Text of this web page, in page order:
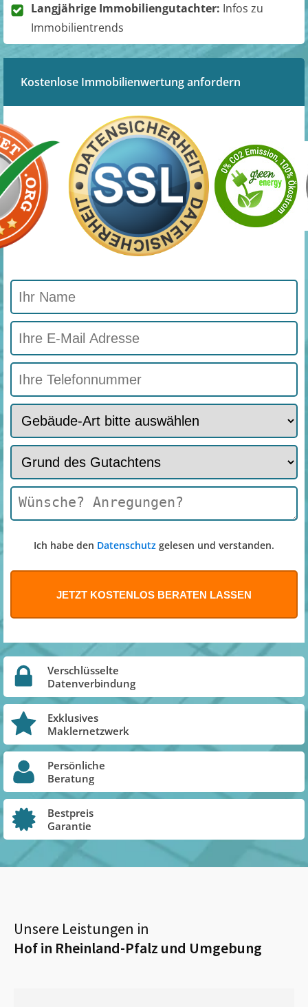
Langjährige Immobiliengutachter: Infos zu
Immobilientrends
Kostenlose Immobilienwertung anfordern
Ich habe den Datenschutz gelesen und verstanden.
Verschlüsselte
Datenverbindung
Exklusives
Maklernetzwerk
Persönliche
Beratung
Bestpreis
Garantie
Unsere Leistungen in
Hof in Rheinland-Pfalz und Umgebung